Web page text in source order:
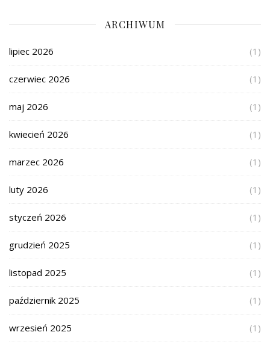
ARCHIWUM
lipiec 2026 (1)
czerwiec 2026 (1)
maj 2026 (1)
kwiecień 2026 (1)
marzec 2026 (1)
luty 2026 (1)
styczeń 2026 (1)
grudzień 2025 (1)
listopad 2025 (1)
październik 2025 (1)
wrzesień 2025 (1)